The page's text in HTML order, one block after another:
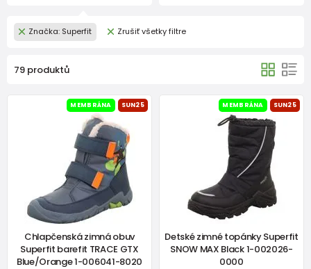
Značka: Superfit Zrušiť všetky filtre
79 produktů
MEMBRÁNA SUN25
Chlapčenská zimná obuv
Superfit barefit TRACE GTX
Blue/Orange 1-006041-8020
MEMBRÁNA SUN25
Detské zimné topánky Superfit
SNOW MAX Black 1-002026-
0000